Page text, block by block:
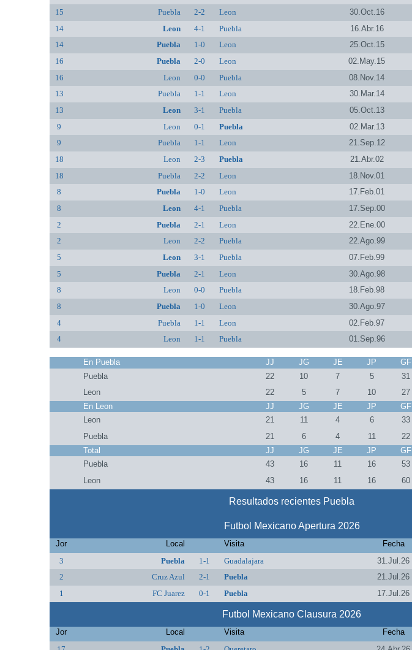
15
Puebla 2-2 Leon 30.Oct.16
14
Leon 4-1 Puebla 16.Abr.16
14
Puebla 1-0 Leon 25.Oct.15
16
Puebla 2-0 Leon 02.May.15
16
Leon 0-0 Puebla 08.Nov.14
13
Puebla 1-1 Leon 30.Mar.14
13
Leon 3-1 Puebla 05.Oct.13
9
Leon 0-1 Puebla 02.Mar.13
9
Puebla 1-1 Leon 21.Sep.12
18
Leon 2-3 Puebla 21.Abr.02
18
Puebla 2-2 Leon 18.Nov.01
8
Puebla 1-0 Leon 17.Feb.01
8
Leon 4-1 Puebla 17.Sep.00
2
Puebla 2-1 Leon 22.Ene.00
2
Leon 2-2 Puebla 22.Ago.99
5
Leon 3-1 Puebla 07.Feb.99
5
Puebla 2-1 Leon 30.Ago.98
8
Leon 0-0 Puebla 18.Feb.98
8
Puebla 1-0 Leon 30.Ago.97
4
Puebla 1-1 Leon 02.Feb.97
4
Leon 1-1 Puebla 01.Sep.96
En Puebla JJ JG JE JP GF
Puebla
22 10 7 5 31
Leon
22 5 7 10 27
En Leon
JJ JG JE JP GF
Leon
21 11 4 6 33
Puebla
21 6 4 11 22
Total
JJ JG JE JP GF
Puebla
43 16 11 16 53
Leon
43 16 11 16 60
Resultados recientes Puebla
Futbol Mexicano Apertura 2026
Jor Local Visita Fecha
3
Puebla 1-1 Guadalajara 31.Jul.26
2
Cruz Azul 2-1 Puebla 21.Jul.26
1
FC Juarez 0-1 Puebla 17.Jul.26
Futbol Mexicano Clausura 2026
Jor Local Visita Fecha